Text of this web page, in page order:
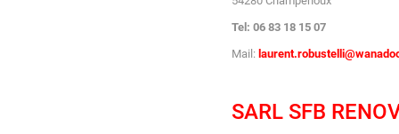
Tel: 06 83 18 15 07
Mail:
SARL SFB